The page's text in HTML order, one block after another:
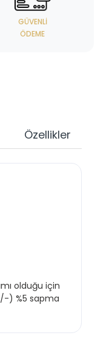
GÜVENLI
ÖDEME
Özellikler
olduğu için
) %5 sapma